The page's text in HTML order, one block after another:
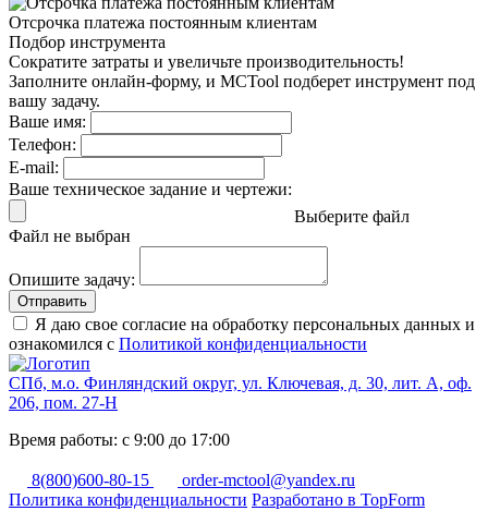
Отсрочка платежа постоянным клиентам
Подбор инструмента
Сократите затраты и увеличьте производительность!
Заполните онлайн-форму, и MCTool подберет инструмент под
вашу задачу.
Ваше имя:
Телефон:
E-mail:
Ваше техническое задание и чертежи:
Выберите файл
Файл не выбран
Опишите задачу:
Отправить
Я даю свое согласие на обработку персональных данных и
ознакомился с Политикой конфиденциальности
СПб, м.о. Финляндский округ, ул. Ключевая, д. 30, лит. А, оф.
206, пом. 27-Н
Время работы: с 9:00 до 17:00
8(800)600-80-15
order-mctool@yandex.ru
Политика конфиденциальности Разработано в TopForm